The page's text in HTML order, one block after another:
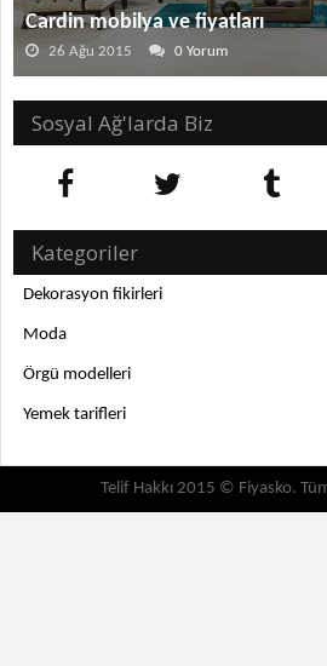
Cardin mobilya ve fiyatları
26 Ağu 2015 0 Yorum
Sosyal Ağ'larda Biz
Kategoriler
Dekorasyon fikirleri
Moda
Örgü modelleri
Yemek tarifleri
Telif Hakkı 2015 © Fiyasko. Tüm